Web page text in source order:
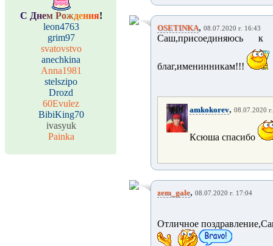
С Днем Рождения!
leon4763
grim97
svatovstvo
anechkina
Anna1981
stelszipo
Drozd
60Evulez
BibiKing70
ivasyuk
Painka
OSETINKA, 08.07.2020 г. 16:43
Саш,присоединяюсь к
благ,именинникам!!!
amkokorev, 08.07.2020
Ксюша спасибо
zem_gale, 08.07.2020 г. 17:04
Отличное